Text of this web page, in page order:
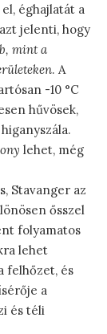
éghajlatát a
jelenti, hogy
mint a
. A
-10 °C
hűvösek,
lehet, még
Stavanger az
ősszel
folyamatos
lehet
felhőzet, és
a
és téli